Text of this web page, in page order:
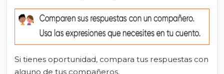
Si tienes oportunidad, compara tus respuestas con
alguno de tus compañeros.